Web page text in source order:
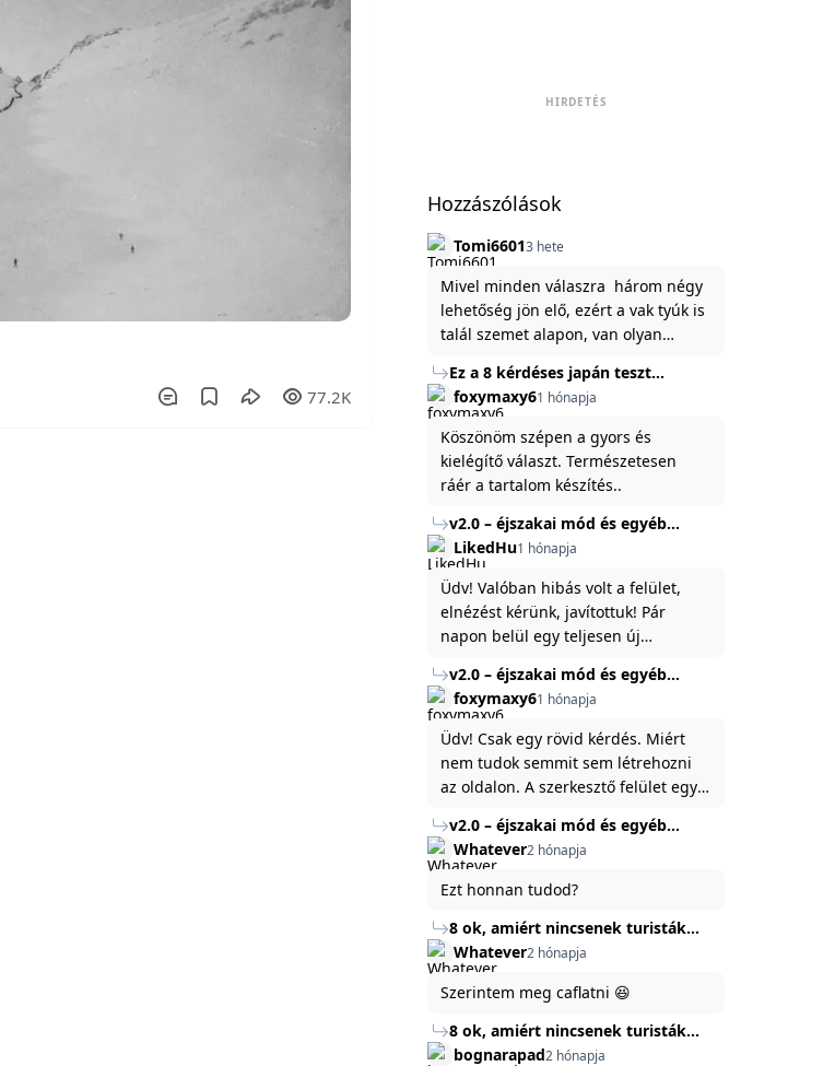
77.2K
HIRDETÉS
Hozzászólások
Tomi66013 hete
Mivel minden válaszra három négy
lehetőség jön elő, ezért a vak tyúk is
talál szemet alapon, van olyan
Ez a 8 kérdéses japán teszt
hibátlanul feltárja az igazságot
rólad
foxymaxy61 hónapja
Köszönöm szépen a gyors és
kielégítő választ. Természetesen
ráér a tartalom készítés..
v2.0 – éjszakai mód és egyéb
fejlesztések
LikedHu1 hónapja
Üdv! Valóban hibás volt a felület,
elnézést kérünk, javítottuk! Pár
napon belül egy teljesen új
weboldal legújabb, 3.0-ás verzióját,
és vélhetően ez zavart be kicsit.Egy
baráti megjegyzés: ha nem fontos
és tud várni néhány napot a
tartalom, amit készíteni
szeretnél, inkább várj néhány napot,
mert ég és föld lesz a különbség a
jelenlegi rendszer és az új között -
legfőképpen egyébként épp
tartalomkészítési szempontból! :)
v2.0 – éjszakai mód és egyéb
fejlesztések
foxymaxy61 hónapja
Üdv! Csak egy rövid kérdés. Miért
nem tudok semmit sem létrehozni
az oldalon. A szerkesztő felület egy
Köszönöm ha válaszoltok.
v2.0 – éjszakai mód és egyéb
fejlesztések
Whatever2 hónapja
Ezt honnan tudod?
8 ok, amiért nincsenek turisták
Törökország Fekete-tenger felőli
partján
Whatever2 hónapja
Szerintem meg caflatni 😆
8 ok, amiért nincsenek turisták
Törökország Fekete-tenger felőli
bognarapad2 hónapja